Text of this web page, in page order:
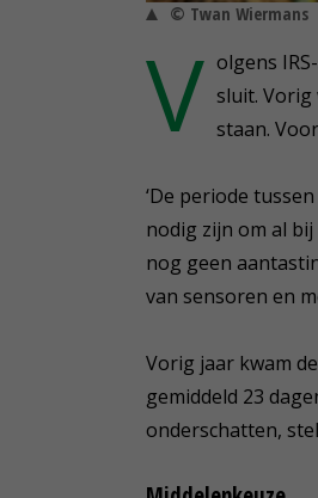
© Twan Wiermans
V olgens
sluit.
staan.
‘De periode
nodig zijn om al
nog geen
van sensoren en
Vorig jaar kwam
gemiddeld 23
onderschatten,